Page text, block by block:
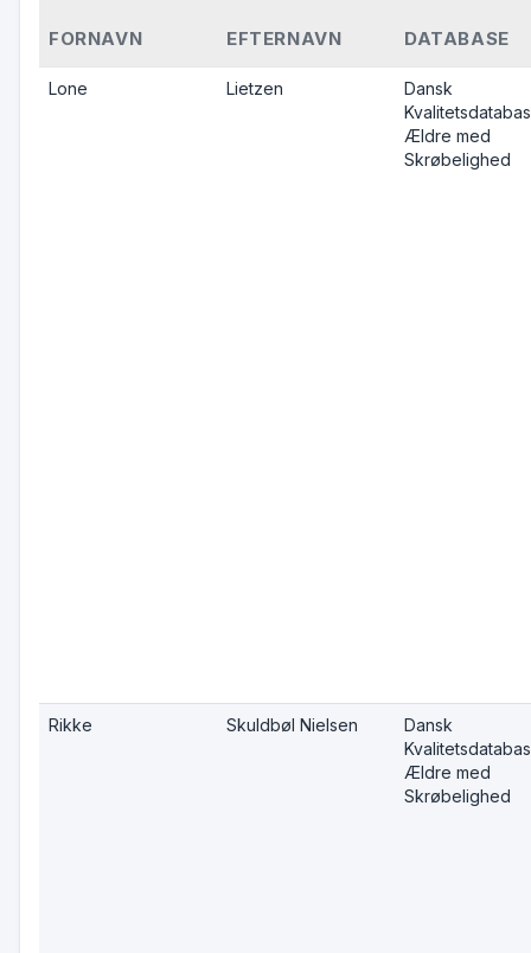
FORNAVN EFTERNAVN DATABASE
Lone Lietzen
Dansk
Ældre med
Skrøbelighed
Rikke Skuldbøl Nielsen
Dansk
Ældre med
Skrøbelighed